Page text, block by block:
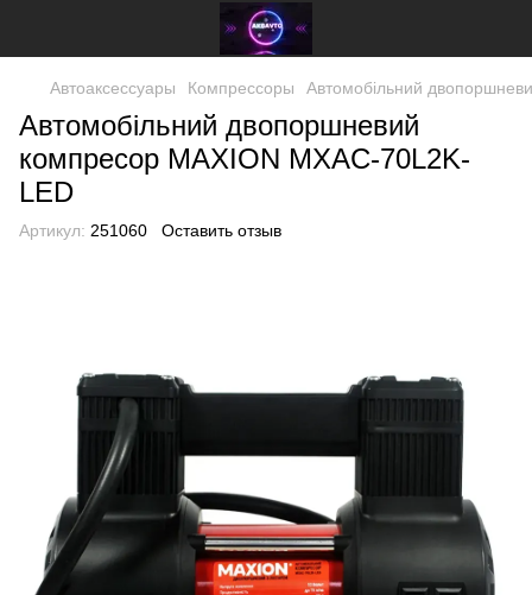
Автоаксессуары Компрессоры Автомобільний
Автомобільний двопоршневий
компресор MAXION MXAC-70L2K-
LED
Артикул: 251060 Оставить отзыв